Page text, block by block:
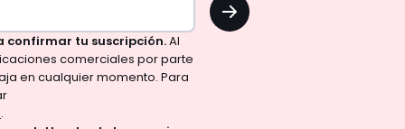
confirmar tu suscripción.Al
comerciales por parte
en cualquier momento. Para
.